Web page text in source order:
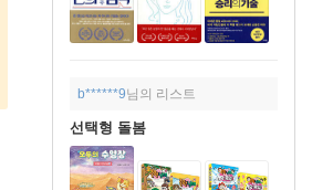
b******9님의 리스트
선택형 돌봄